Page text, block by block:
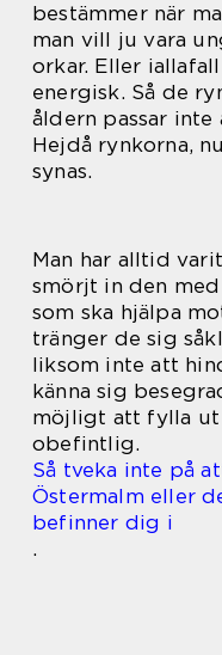
bestämmer när
man vill ju vara
orkar. Eller
energisk. Så de
åldern passar inte
Hejdå rynkorna,
synas.
Man har alltid
smörjt in den
som ska hjälpa
tränger de sig
liksom inte att
känna sig
möjligt att fylla ut
obefintlig.
Så tveka inte på
Östermalm eller
befinner dig i
.